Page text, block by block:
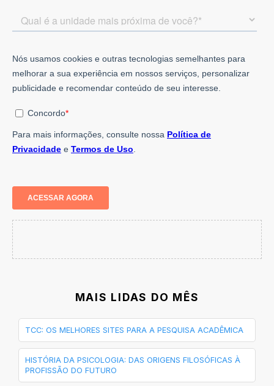
MAIS LIDAS DO MÊS
TCC: OS MELHORES SITES PARA A PESQUISA ACADÊMICA
HISTÓRIA DA PSICOLOGIA: DAS ORIGENS FILOSÓFICAS À
PROFISSÃO DO FUTURO